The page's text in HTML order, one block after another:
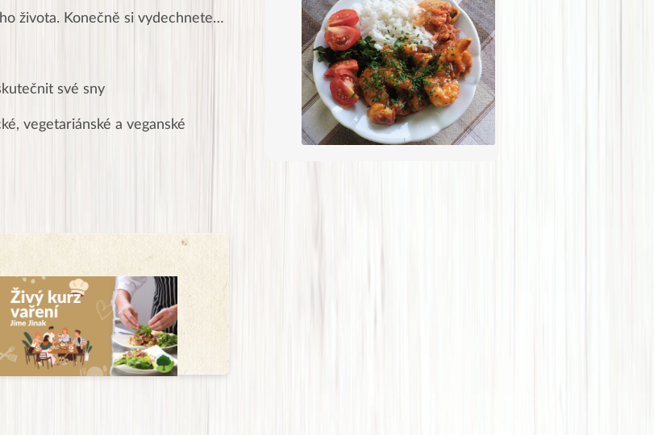
života. Konečně si vydechnete…
své sny
vegetariánské a veganské